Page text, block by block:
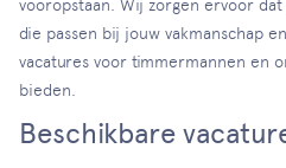
vooropstaan. Wij zorgen ervoor
die passen bij jouw vakmanschap
vacatures voor timmermannen en
bieden.
Beschikbare